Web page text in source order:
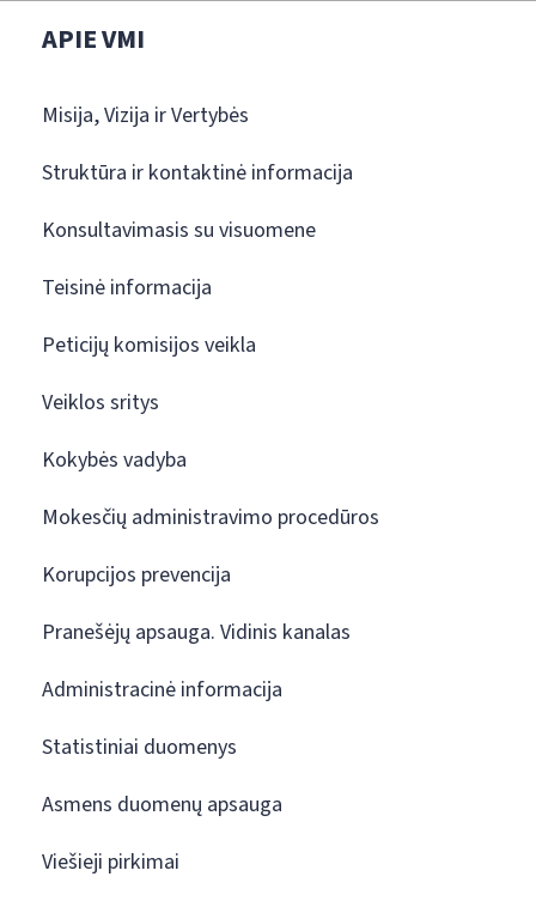
APIE VMI
Misija, Vizija ir Vertybės
Struktūra ir kontaktinė informacija
Konsultavimasis su visuomene
Teisinė informacija
Peticijų komisijos veikla
Veiklos sritys
Kokybės vadyba
Mokesčių administravimo procedūros
Korupcijos prevencija
Pranešėjų apsauga. Vidinis kanalas
Administracinė informacija
Statistiniai duomenys
Asmens duomenų apsauga
Viešieji pirkimai